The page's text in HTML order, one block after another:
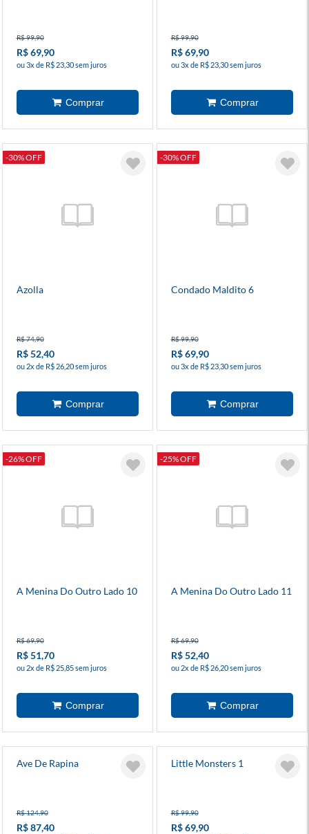
R$ 99,90
R$ 69,90
ou 3x de R$ 23,30 sem juros
R$ 99,90
R$ 69,90
ou 3x de R$ 23,30 sem juros
-30% OFF
Azolla
R$ 74,90
R$ 52,40
ou 2x de R$ 26,20 sem juros
-30% OFF
Condado Maldito 6
R$ 99,90
R$ 69,90
ou 3x de R$ 23,30 sem juros
-26% OFF
A Menina Do Outro Lado 10
R$ 69,90
R$ 51,70
ou 2x de R$ 25,85 sem juros
-25% OFF
A Menina Do Outro Lado 11
R$ 69,90
R$ 52,40
ou 2x de R$ 26,20 sem juros
Ave De Rapina
R$ 124,90
R$ 87,40
Little Monsters 1
R$ 99,90
R$ 69,90